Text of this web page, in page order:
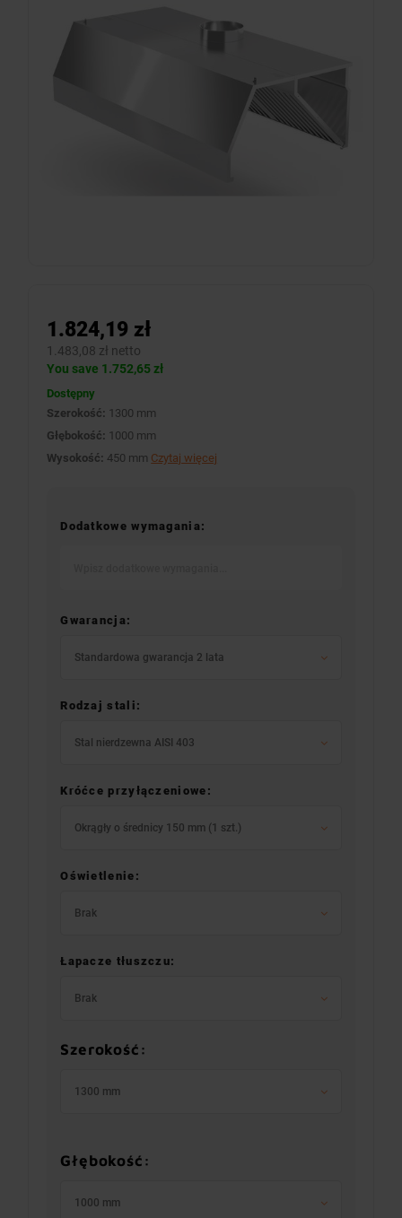
1.824,19 zł
1.483,08 zł netto
You save 1.752,65 zł
Dostępny
Szerokość: 1300 mm
Głębokość: 1000 mm
Wysokość: 450 mm Czytaj więcej
Dodatkowe wymagania:
Gwarancja:
Standardowa gwarancja 2 lata
Rodzaj stali:
Stal nierdzewna AISI 403
Króćce przyłączeniowe:
Okrągły o średnicy 150 mm (1 szt.)
Oświetlenie:
Brak
Łapacze tłuszczu:
Brak
Szerokość:
1300 mm
Głębokość:
1000 mm